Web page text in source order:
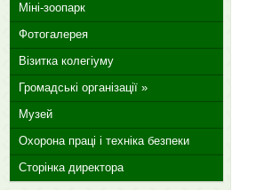
Міні-зоопарк
Фотогалерея
Візитка колегіуму
Громадські організації »
Музей
Охорона праці і техніка безпеки
Сторінка директора